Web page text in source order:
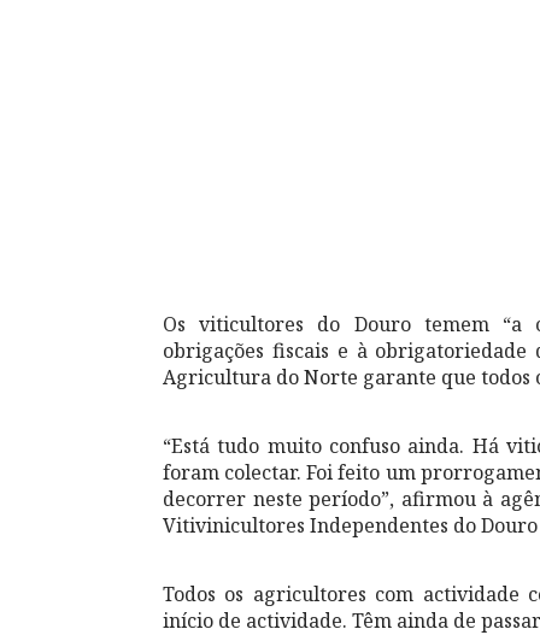
Os viticultores do Douro temem “a
obrigações fiscais e à obrigatoriedade
Agricultura do Norte garante que todos
“Está tudo muito confuso ainda. Há
foram colectar. Foi feito um
decorrer neste período”, afirmou à
Vitivinicultores Independentes do Douro
Todos os agricultores com actividade
início de actividade. Têm ainda de